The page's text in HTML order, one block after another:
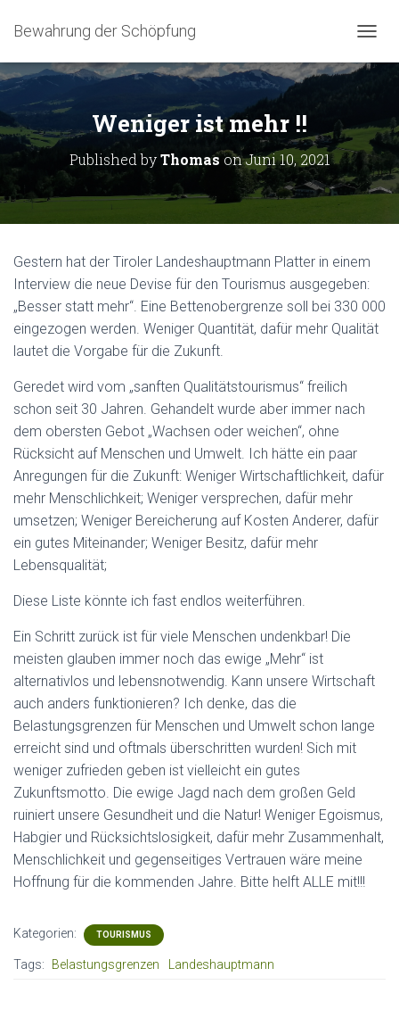
Bewahrung der Schöpfung
Weniger ist mehr !!
Published byThomasonJuni 10, 2021
Gestern hat der Tiroler Landeshauptmann Platter in einem
Interview die neue Devise für den Tourismus ausgegeben:
„Besser statt mehr“. Eine Bettenobergrenze soll bei 330 000
eingezogen werden. Weniger Quantität, dafür mehr Qualität
lautet die Vorgabe für die Zukunft.
Geredet wird vom „sanften Qualitätstourismus“ freilich
schon seit 30 Jahren. Gehandelt wurde aber immer nach
dem obersten Gebot „Wachsen oder weichen“, ohne
Rücksicht auf Menschen und Umwelt. Ich hätte ein paar
Anregungen für die Zukunft: Weniger Wirtschaftlichkeit, dafür
mehr Menschlichkeit; Weniger versprechen, dafür mehr
umsetzen; Weniger Bereicherung auf Kosten Anderer, dafür
ein gutes Miteinander; Weniger Besitz, dafür mehr
Lebensqualität;
Diese Liste könnte ich fast endlos weiterführen.
Ein Schritt zurück ist für viele Menschen undenkbar! Die
meisten glauben immer noch das ewige „Mehr“ ist
alternativlos und lebensnotwendig. Kann unsere Wirtschaft
auch anders funktionieren? Ich denke, das die
Belastungsgrenzen für Menschen und Umwelt schon lange
erreicht sind und oftmals überschritten wurden! Sich mit
weniger zufrieden geben ist vielleicht ein gutes
Zukunftsmotto. Die ewige Jagd nach dem großen Geld
ruiniert unsere Gesundheit und die Natur! Weniger Egoismus,
Habgier und Rücksichtslosigkeit, dafür mehr Zusammenhalt,
Menschlichkeit und gegenseitiges Vertrauen wäre meine
Hoffnung für die kommenden Jahre. Bitte helft ALLE mit!!!
Kategorien: TOURISMUS
Tags: Belastungsgrenzen Landeshauptmann